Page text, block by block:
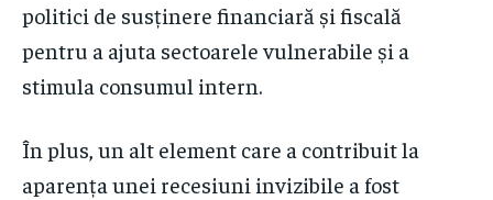
politici de susținere financiară și fiscală
pentru a ajuta sectoarele vulnerabile și a
stimula consumul intern.
În plus, un alt element care a contribuit la
aparența unei recesiuni invizibile a fost